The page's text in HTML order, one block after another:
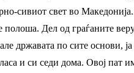
сивиот свет во
полоша. Дел од граѓаните
државата по сите основи,
и си седи дома. Овој пат